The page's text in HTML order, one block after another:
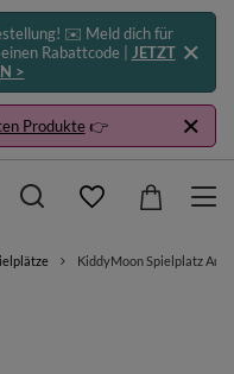
✉️ Meld dich für
Rabattcode | JETZT
>
Produkte👉
KiddyMoon Spielplatz Aus